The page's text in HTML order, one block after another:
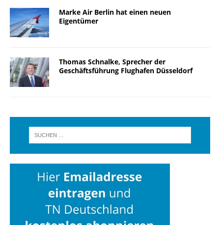
Marke Air Berlin hat einen neuen
Eigentümer
Thomas Schnalke, Sprecher der
Geschäftsführung Flughafen Düsseldorf